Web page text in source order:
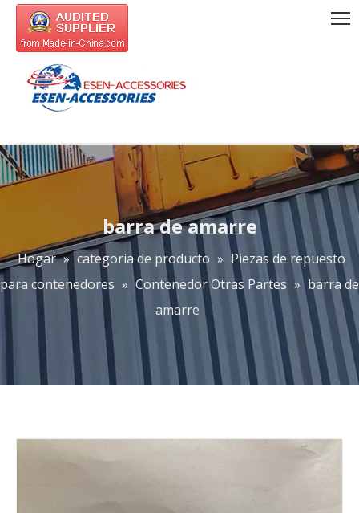
barra de amarre
Hogar » categoria de producto » Piezas de repuesto
para contenedores » Contenedor Otras Partes » barra de
amarre